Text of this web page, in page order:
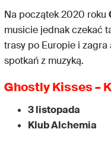
Na początek 2020 roku
musicie jednak czekać
trasy po Europie i
spotkań z muzyką.
Ghostly Kisses –
3 listopada
Klub Alchemia